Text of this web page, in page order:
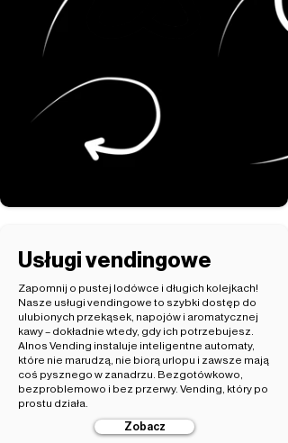
Usługi vendingowe
Zapomnij o pustej lodówce i długich kolejkach!
Nasze usługi vendingowe to szybki dostęp do
ulubionych przekąsek, napojów i aromatycznej
kawy – dokładnie wtedy, gdy ich potrzebujesz.
Alnos Vending instaluje inteligentne automaty,
które nie marudzą, nie biorą urlopu i zawsze mają
coś pysznego w zanadrzu. Bezgotówkowo,
bezproblemowo i bez przerwy. Vending, który po
prostu działa.
Zobacz